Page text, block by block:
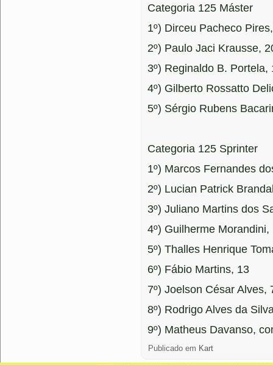
Categoria 125 Máster
1º) Dirceu Pacheco
2º) Paulo Jaci Krausse,
3º) Reginaldo B. Portela,
4º) Gilberto Rossatto
5º) Sérgio Rubens
Categoria 125 Sprinter
1º) Marcos Fernandes
2º) Lucian Patrick
3º) Juliano Martins dos
4º) Guilherme Morandini,
5º) Thalles Henrique
6º) Fábio Martins, 13
7º) Joelson César Alves,
8º) Rodrigo Alves da
9º) Matheus Davanso,
Publicado em Kart